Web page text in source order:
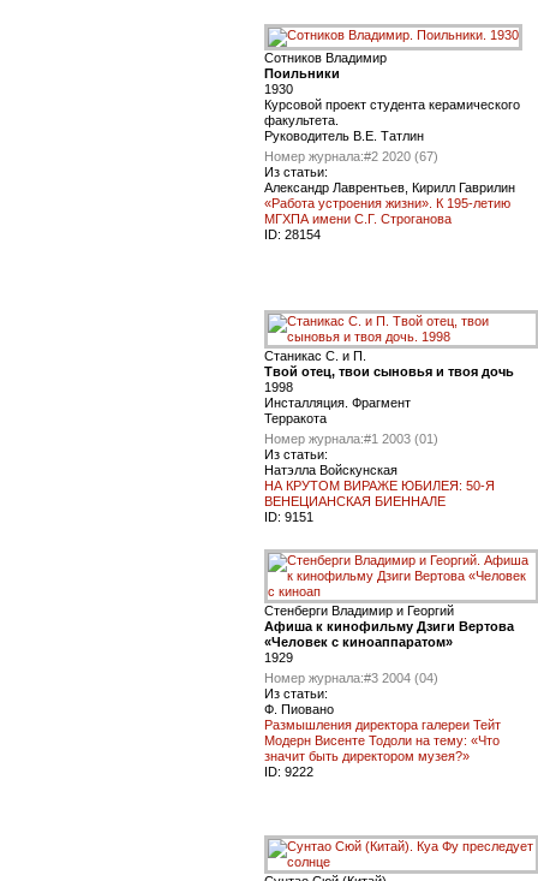
Сотников Владимир
Поильники
1930
Курсовой проект студента керамического
факультета.
Руководитель В.Е. Татлин
Номер журнала:#2 2020 (67)
Из статьи:
Александр Лаврентьев, Кирилл Гаврилин
«Работа устроения жизни». К 195-летию
МГХПА имени С.Г. Строганова
ID: 28154
Станикас С. и П.
Твой отец, твои сыновья и твоя дочь
1998
Инсталляция. Фрагмент
Терракота
Номер журнала:#1 2003 (01)
Из статьи:
Натэлла Войскунская
НА КРУТОМ ВИРАЖЕ ЮБИЛЕЯ: 50-Я
ВЕНЕЦИАНСКАЯ БИЕННАЛЕ
ID: 9151
Стенберги Владимир и Георгий
Афиша к кинофильму Дзиги Вертова
«Человек с киноаппаратом»
1929
Номер журнала:#3 2004 (04)
Из статьи:
Ф. Пиовано
Размышления директора галереи Тейт
Модерн Висенте Тодоли на тему: «Что
значит быть директором музея?»
ID: 9222